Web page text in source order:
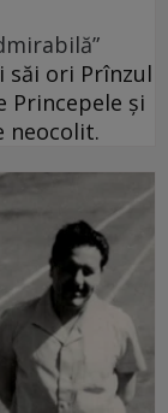
săi ori Prînzul
Princepele și
neocolit.